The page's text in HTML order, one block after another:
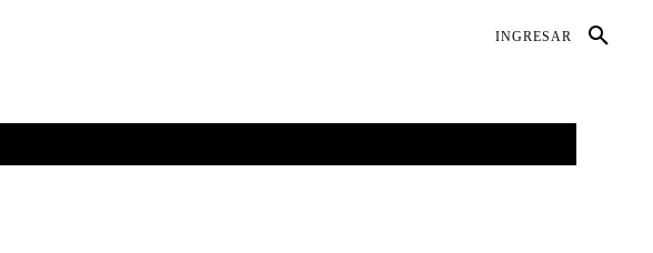
GALERÍASMORE
INGRESAR